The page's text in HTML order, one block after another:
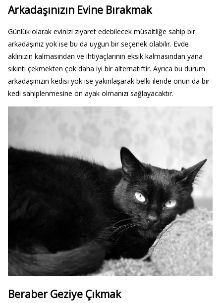
Arkadaşınızın Evine Bırakmak
Günlük olarak evinizi ziyaret edebilecek müsaitliğe sahip bir
arkadaşınız yok ise bu da uygun bir seçenek olabilir. Evde
aklınızın kalmasından ve ihtiyaçlarının eksik kalmasından yana
sıkıntı çekmekten çok daha iyi bir alternatiftir. Ayrıca bu durum
arkadaşınızın kedisi yok ise yakınlaşarak belki ileride onun da bir
kedi sahiplenmesine ön ayak olmanızı sağlayacaktır.
Beraber Geziye Çıkmak